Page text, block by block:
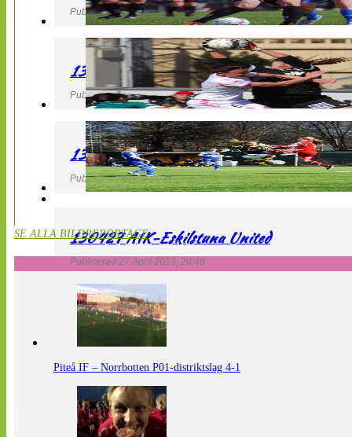
Publicerad 27 April 2013, 22:40
130427 IF Limhamn Bunkeflo – QBIK
Publicerad 27 April 2013, 21:10
130427 LdB FC Malmö – Mallbackens IF
Publicerad 27 April 2013, 20:54
130427 AIK-Eskilstuna United
Publicerad 27 April 2013, 20:48
SE ALLA BILDREPORTAGE
Piteå IF – Norrbotten P01-distriktslag 4-1